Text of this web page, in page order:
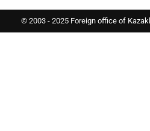
© 2003 - 2025 Foreign office of